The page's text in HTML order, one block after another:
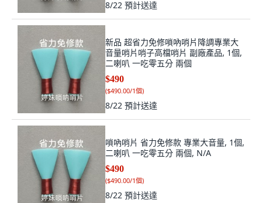
8/22 預計送達
新品 超省力免修嗩吶哨片降調專業大
音量哨片哨子高檔哨片 副廠產品, 1個,
二喇叭 一吃零五分 兩個
$490
($490.00/1個)
8/22 預計送達
嗩吶哨片 省力免修款 專業大音量, 1個,
二喇叭 一吃零五分 兩個, N/A
$490
($490.00/1個)
8/22 預計送達